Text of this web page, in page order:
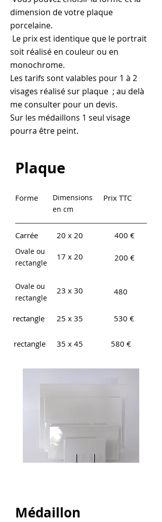
dimension de votre plaque
porcelaine.
Le prix est identique que le portrait
soit réalisé en couleur ou en
monochrome.
Les tarifs sont valables pour 1 à 2
visages réalisé sur plaque ; au delà
me consulter pour un devis.
Sur les médaillons 1 seul visage
pourra être peint.
Plaque
Forme
Dimensions
en cm
Prix TTC
Carrée 20 x 20
Ovale ou
rectangle
17 x 20
Ovale ou
rectangle
23 x 30
rectangle 25 x 35
rectangle 35 x 45
400 €
200 €
480
530 €
580 €
Médaillon